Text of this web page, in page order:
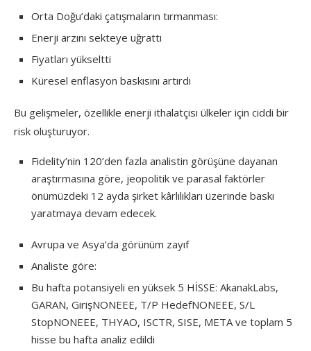
Orta Doğu’daki çatışmaların tırmanması:
Enerji arzını sekteye uğrattı
Fiyatları yükseltti
Küresel enflasyon baskısını artırdı
Bu gelişmeler, özellikle enerji ithalatçısı ülkeler için ciddi bir
risk oluşturuyor.
Fidelity’nin 120’den fazla analistin görüşüne dayanan
araştırmasına göre, jeopolitik ve parasal faktörler
önümüzdeki 12 ayda şirket kârlılıkları üzerinde baskı
yaratmaya devam edecek.
Avrupa ve Asya’da görünüm zayıf
Analiste göre:
Bu hafta potansiyeli en yüksek 5 HİSSE: AkanakLabs,
GARAN, GirişNONEEE, T/P HedefNONEEE, S/L
StopNONEEE, THYAO, ISCTR, SISE, META ve toplam 5
hisse bu hafta analiz edildi